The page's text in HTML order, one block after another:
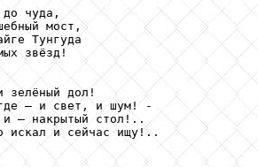
до чуда,
мост,
Тунгуда
звёзд!
зелёный дол!
– и свет, и шум! -
и – накрытый стол!..
искал и сейчас ищу!..